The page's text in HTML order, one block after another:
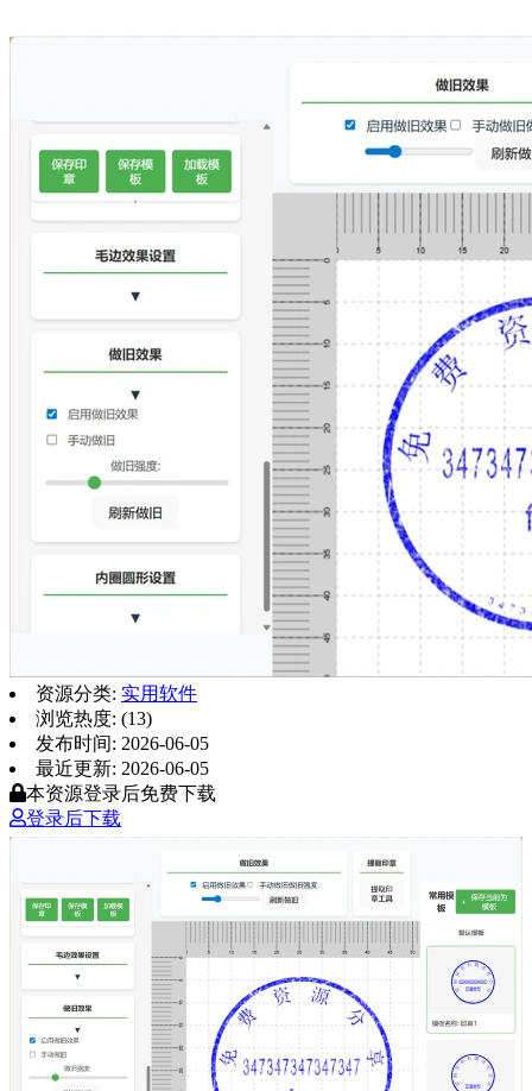
资源分类: 实用软件
浏览热度: (13)
发布时间: 2026-06-05
最近更新: 2026-06-05
本资源登录后免费下载
登录后下载